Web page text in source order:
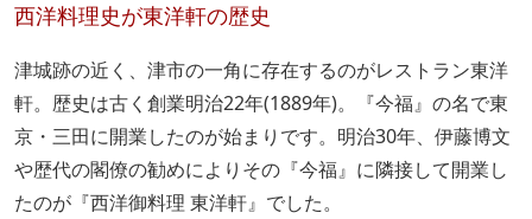
西洋料理史が東洋軒の歴史
津城跡の近く、津市の一角に存在するのがレストラン東洋
軒。歴史は古く創業明治22年(1889年)。『今福』の名で東
京・三田に開業したのが始まりです。明治30年、伊藤博文
や歴代の閣僚の勧めによりその『今福』に隣接して開業し
たのが『西洋御料理 東洋軒』でした。